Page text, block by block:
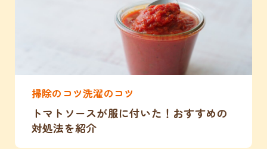
掃除のコツ洗濯のコツ
トマトソースが服に付いた！おすすめの
対処法を紹介